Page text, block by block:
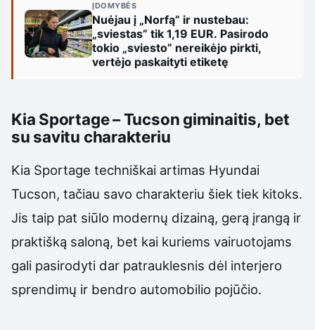
ĮDOMYBĖS
Nuėjau į „Norfą” ir nustebau:
„sviestas” tik 1,19 EUR. Pasirodo
tokio „sviesto” nereikėjo pirkti,
vertėjo paskaityti etiketę
Kia Sportage – Tucson giminaitis, bet
su savitu charakteriu
Kia Sportage techniškai artimas Hyundai
Tucson, tačiau savo charakteriu šiek tiek kitoks.
Jis taip pat siūlo modernų dizainą, gerą įrangą ir
praktišką saloną, bet kai kuriems vairuotojams
gali pasirodyti dar patrauklesnis dėl interjero
sprendimų ir bendro automobilio pojūčio.